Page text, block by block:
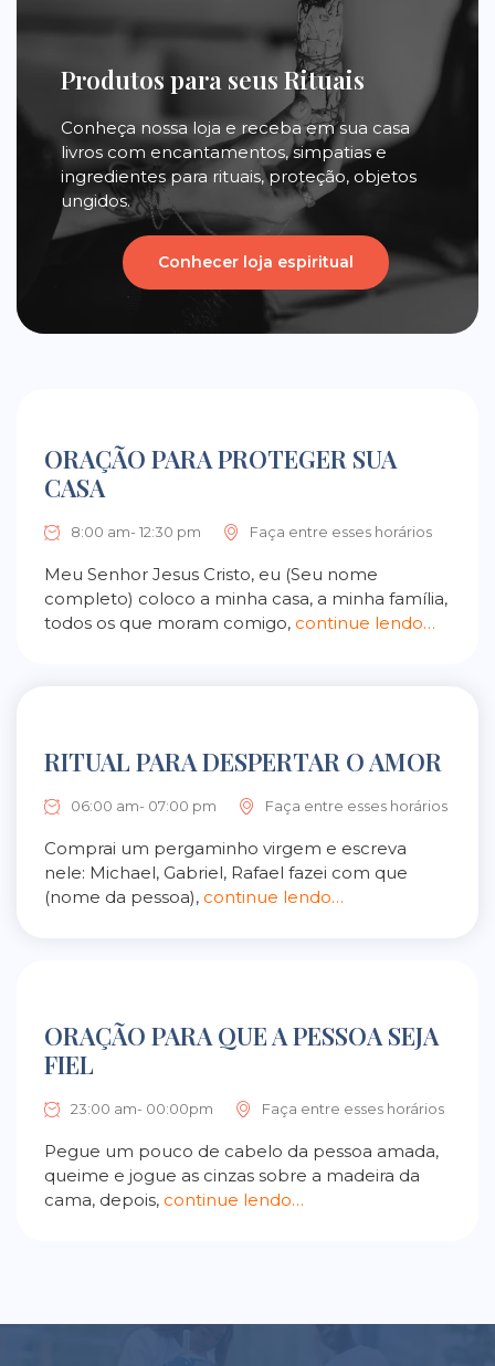
Produtos para seus Rituais
Conheça nossa loja e receba em sua casa
livros com encantamentos, simpatias e
ingredientes para rituais, proteção, objetos
ungidos.
Conhecer loja espiritual
ORAÇÃO PARA PROTEGER SUA
CASA
8:00 am- 12:30 pm Faça entre esses horários
Meu Senhor Jesus Cristo, eu (Seu nome
completo) coloco a minha casa, a minha família,
todos os que moram comigo, continue lendo…
RITUAL PARA DESPERTAR O AMOR
06:00 am- 07:00 pm Faça entre esses horários
Comprai um pergaminho virgem e escreva
nele: Michael, Gabriel, Rafael fazei com que
(nome da pessoa), continue lendo…
ORAÇÃO PARA QUE A PESSOA SEJA
FIEL
23:00 am- 00:00pm Faça entre esses horários
Pegue um pouco de cabelo da pessoa amada,
queime e jogue as cinzas sobre a madeira da
cama, depois, continue lendo…